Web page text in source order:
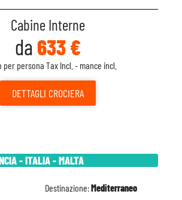
Cabine Interne
da 633 €
per persona Tax Incl. - mance incl.
DETTAGLI CROCIERA
- ITALIA - MALTA
Destinazione:Mediterraneo